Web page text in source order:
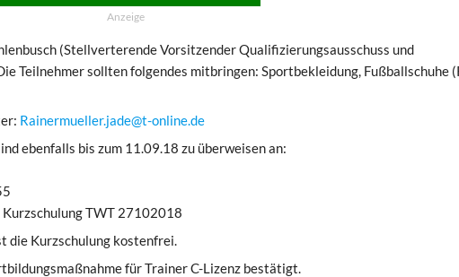
Anzeige
(Stellverterende Vorsitzender Qualifizierungsausschuss und
Teilnehmer sollten folgendes mitbringen: Sportbekleidung, Fußballschuhe
Rainermueller.jade@t-online.de
ebenfalls bis zum 11.09.18 zu überweisen an:
TWT 27102018
die Kurzschulung kostenfrei.
für Trainer C-Lizenz bestätigt.